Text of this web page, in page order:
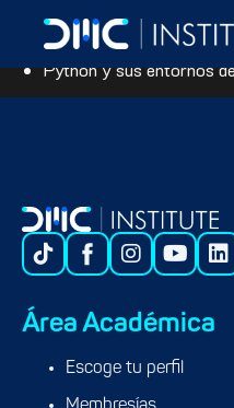
ETL. Definición y
Herramientas Python
Python y sus entornos
Área Académica
Escoge tu perfil